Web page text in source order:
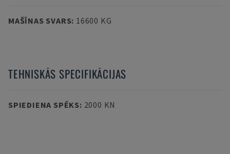
MAŠĪNAS SVARS: 16600 KG
TEHNISKĀS SPECIFIKĀCIJAS
SPIEDIENA SPĒKS: 2000 KN